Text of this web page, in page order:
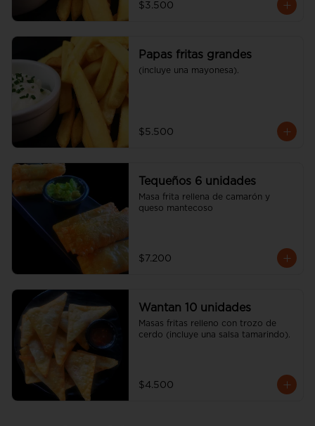
$3.500
Papas fritas grandes
(incluye una mayonesa).
$5.500
Tequeños 6 unidades
Masa frita rellena de camarón y
queso mantecoso
$7.200
Wantan 10 unidades
Masas fritas relleno con trozo de
cerdo (incluye una salsa tamarindo).
$4.500